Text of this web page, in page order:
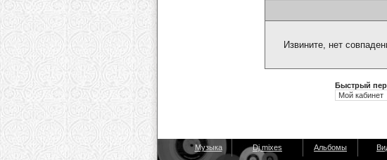
Извините, нет
Быстрый
Музыка Dj mixes Альбомы